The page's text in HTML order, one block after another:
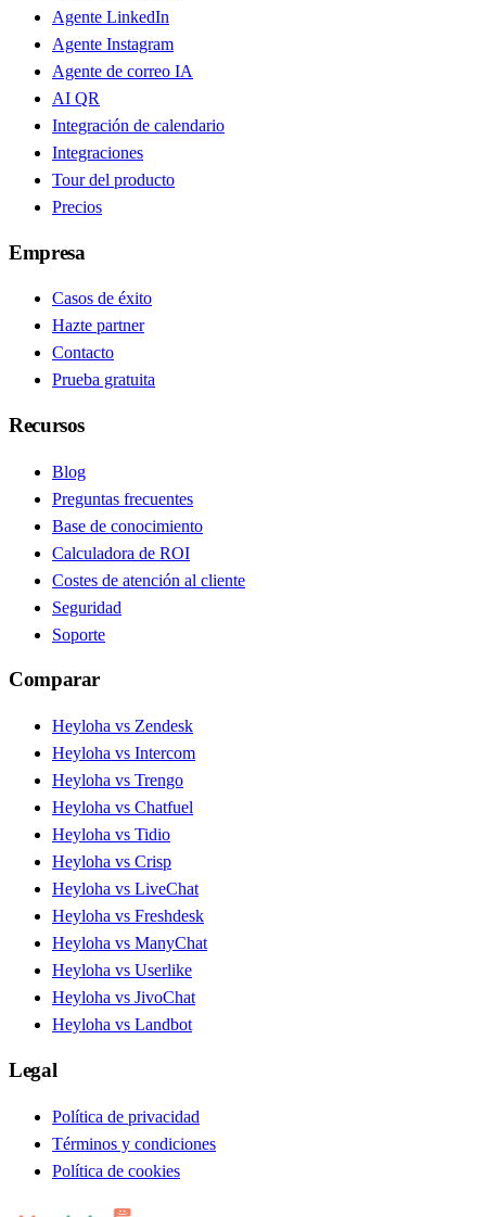
Agente LinkedIn
Agente Instagram
Agente de correo IA
AI QR
Integración de calendario
Integraciones
Tour del producto
Precios
Empresa
Casos de éxito
Hazte partner
Contacto
Prueba gratuita
Recursos
Blog
Preguntas frecuentes
Base de conocimiento
Calculadora de ROI
Costes de atención al cliente
Seguridad
Soporte
Comparar
Heyloha vs Zendesk
Heyloha vs Intercom
Heyloha vs Trengo
Heyloha vs Chatfuel
Heyloha vs Tidio
Heyloha vs Crisp
Heyloha vs LiveChat
Heyloha vs Freshdesk
Heyloha vs ManyChat
Heyloha vs Userlike
Heyloha vs JivoChat
Heyloha vs Landbot
Legal
Política de privacidad
Términos y condiciones
Política de cookies